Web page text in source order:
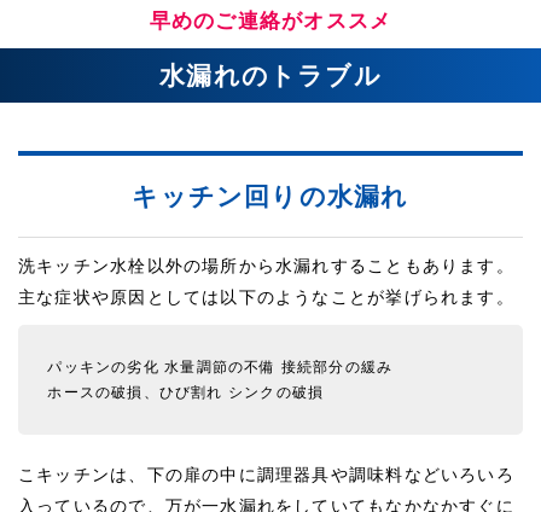
早めのご連絡がオススメ
水漏れのトラブル
キッチン回りの水漏れ
洗キッチン水栓以外の場所から水漏れすることもあります。
主な症状や原因としては以下のようなことが挙げられます。
パッキンの劣化 水量調節の不備 接続部分の緩み
ホースの破損、ひび割れ シンクの破損
こキッチンは、下の扉の中に調理器具や調味料などいろいろ
入っているので、万が一水漏れをしていてもなかなかすぐに